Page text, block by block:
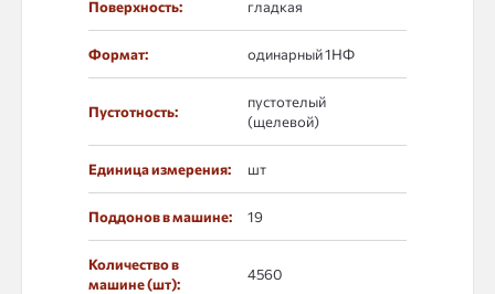
Поверхность: гладкая
Формат: одинарный 1НФ
Пустотность:
пустотелый
(щелевой)
Единица измерения: шт
Поддонов в машине: 19
Количество в
машине (шт):
4560